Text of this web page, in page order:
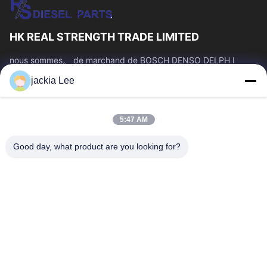
HK REAL STRENGTH TRADE LIMITED
nous sommes。 de marchand de BOSCH DENSO DELPH I
CATERPILLAR VOLVO CUMMINS TOYOTA ISUZU Company
nombre de whatsapp : 0086 159 2067 9523.
Liens Rapides
Produits
À Propos De Nous
Visite De L'usine
jackia Lee
5:47 AM
Good day, what product are you looking for?